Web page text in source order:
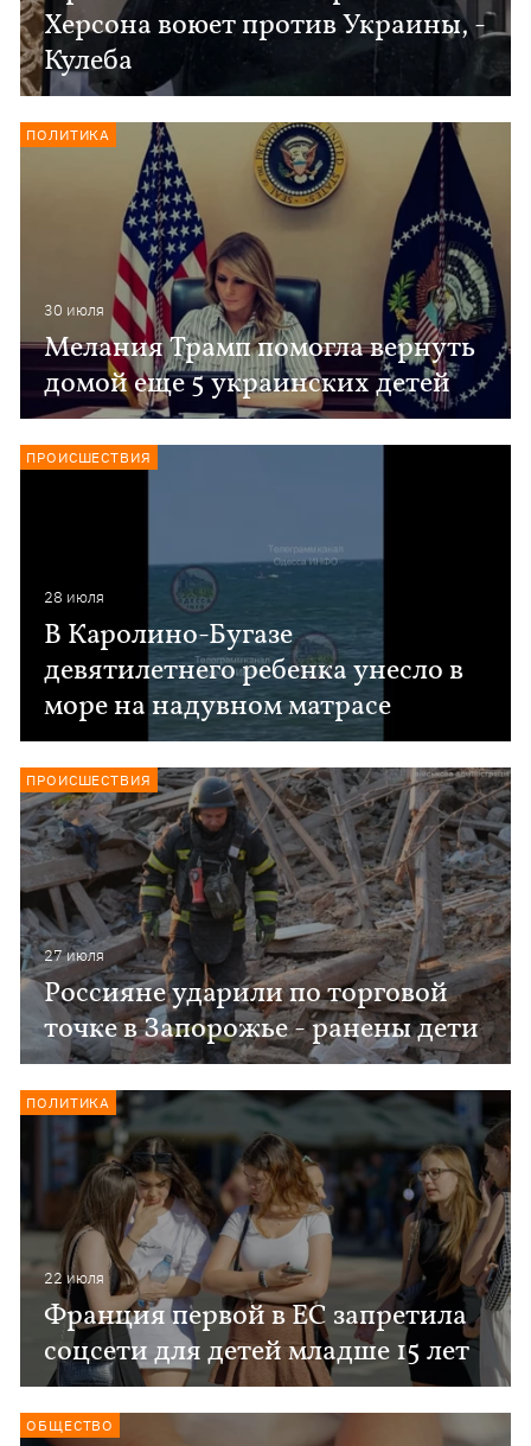
Херсона воюет против Украины, -
Кулеба
30 июля
Мелания Трамп помогла вернуть
домой еще 5 украинских детей
ПОЛИТИКА
28 июля
В Каролино-Бугазе
девятилетнего ребенка унесло в
море на надувном матрасе
ПРОИСШЕСТВИЯ
27 июля
Россияне ударили по торговой
точке в Запорожье - ранены дети
ПРОИСШЕСТВИЯ
22 июля
Франция первой в ЕС запретила
соцсети для детей младше 15 лет
ПОЛИТИКА
ОБЩЕСТВО